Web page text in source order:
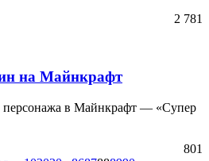
2 781
на Майнкрафт
персонажа в Майнкрафт — «Супер
801